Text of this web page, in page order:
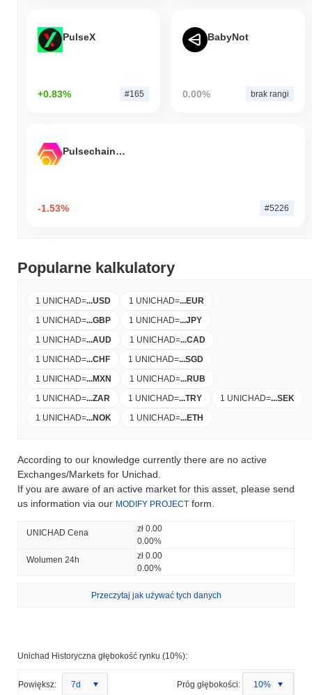
PulseX
+0.83% #165
BabyNot
0.00% brak rangi
Pulsechain Bridged HEX (Pulsechain)
-1.53% #5226
Popularne kalkulatory
1 UNICHAD=...USD 1 UNICHAD=...EUR
1 UNICHAD=...GBP 1 UNICHAD=...JPY
1 UNICHAD=...AUD 1 UNICHAD=...CAD
1 UNICHAD=...CHF 1 UNICHAD=...SGD
1 UNICHAD=...MXN 1 UNICHAD=...RUB
1 UNICHAD=...ZAR 1 UNICHAD=...TRY 1 UNICHAD=...SEK
1 UNICHAD=...NOK 1 UNICHAD=...ETH
According to our knowledge currently there are no active
Exchanges/Markets for Unichad.
If you are aware of an active market for this asset, please send
us information via our MODIFY PROJECT form.
UNICHAD Cena
zł 0.00
0.00%
Wolumen 24h
zł 0.00
0.00%
Przeczytaj jak używać tych danych
Unichad Historyczna głębokość rynku (10%):
Powiększ: 7d Próg głębokości: 10%